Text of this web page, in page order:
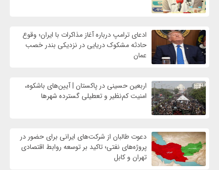
ادعای ترامپ درباره آغاز مذاکرات با ایران؛ وقوع
حادثه مشکوک دریایی در نزدیکی بندر خصب
عمان
اربعین حسینی در پاکستان | آیین‌های باشکوه،
امنیت کم‌نظیر و تعطیلی گسترده شهرها
دعوت طالبان از شرکت‌های ایرانی برای حضور در
پروژه‌های نفتی؛ تاکید بر توسعه روابط اقتصادی
تهران و کابل